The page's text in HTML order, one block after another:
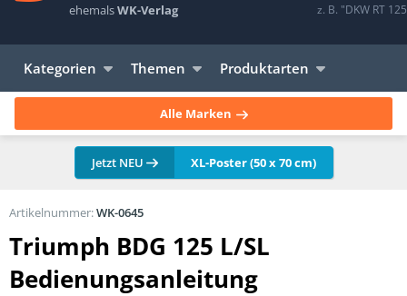
ehemalsWK-Verlag z. B. "DKW RT
Kategorien Themen Produktarten
Alle Marken
Jetzt NEU XL-Poster (50 x 70 cm)
Triumph BDG 125 L/SL
Bedienungsanleitung
Artikelnummer:WK-0645